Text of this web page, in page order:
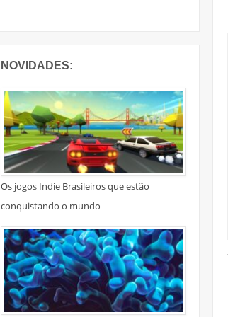
NOVIDADES:
Os jogos Indie Brasileiros que estão
conquistando o mundo